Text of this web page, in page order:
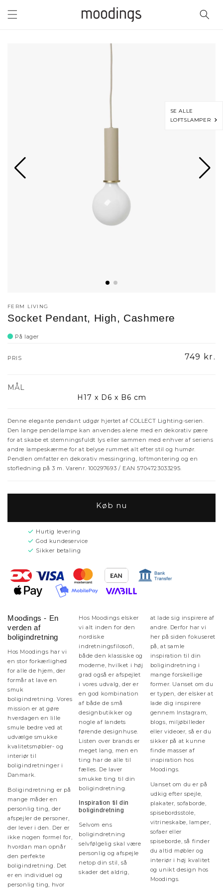
indhold
FERM LIVING
SE ALLE
LOFTSLAMPER
Socket Pendant, High, Cashmere
På lager
PRIS 749 kr.
MÅL
H17 x D6 x B6 cm
Denne elegante pendant udgør hjertet af COLLECT Lighting-serien.
Den lange pendellampe kan anvendes alene med en dekorativ pære
for at skabe et stemningsfuldt lys eller sammen med enhver af seriens
andre lampeskærme for at belyse rummet alt efter stil og humør.
Pendlen omfatter en dekorativ messingring, loftmontering og en
stofledning på 3 m. Varenr. 100297693 / EAN 5704723033295.
Køb nu
Hurtig levering
God kundeservice
Sikker betaling
Moodings - En
verden af
boligindretning
Hos Moodings har vi
en stor forkærlighed
for alle de hjem, der
formår at lave en
smuk
boligindretning. Vores
mission er at gøre
hverdagen en lille
smule bedre ved at
udvælge smukke
kvalitetsmøbler- og
interiør til
boligindretninger i
Danmark.
Boligindretning er på
mange måder en
personlig ting, der
afspejler de personer,
der lever i den. Der er
ikke nogen formel for,
hvordan man opnår
den perfekte
boligindretning. Det
er en individuel og
personlig ting, hvor
Hos Moodings elsker
vi alt inden for den
nordiske
indretningsfilosofi,
både den klassiske og
moderne, hvilket i høj
grad også er afspejlet
i vores udvalg, der er
en god kombination
af både de små
designbutikker og
nogle af landets
førende designhuse.
Listen over brands er
meget lang, men en
ting har de alle til
fælles. De laver
smukke ting til din
boligindretning.
Inspiration til din
boligindretning
Selvom ens
boligindretning
selvfølgelig skal være
personlig og afspejle
netop din stil, så
skader det aldrig,
at lade sig inspirere af
andre. Derfor har vi
her på siden fokuseret
på, at samle
inspiration til din
boligindretning i
mange forskellige
former. Uanset om du
er typen, der elsker at
lade dig inspirere
gennem Instagram,
blogs, miljøbilleder
eller videoer, så er du
sikker på at kunne
finde masser af
inspiration hos
Moodings.
Uanset om du er på
udkig efter spejle,
plakater, sofaborde,
spisebordsstole,
vitrineskabe, lamper,
sofaer eller
spiseborde, så finder
du altid møbler og
interiør i høj kvalitet
og unikt design hos
Moodings.